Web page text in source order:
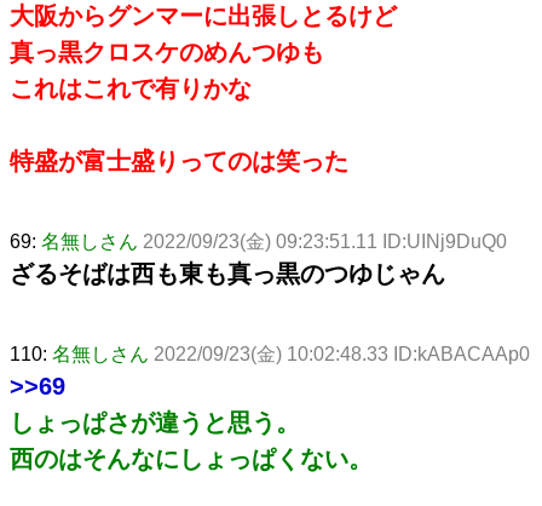
大阪からグンマーに出張しとるけど
真っ黒クロスケのめんつゆも
これはこれで有りかな
特盛が富士盛りってのは笑った
69: 名無しさん 2022/09/23(金) 09:23:51.11 ID:UINj9DuQ0
ざるそばは西も東も真っ黒のつゆじゃん
110: 名無しさん 2022/09/23(金) 10:02:48.33 ID:kABACAAp0
>>69
しょっぱさが違うと思う。
西のはそんなにしょっぱくない。